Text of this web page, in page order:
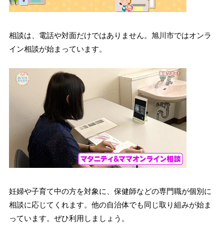
相談は、電話や対面だけではありません。旭川市ではオンラ
イン相談が始まっています。
妊婦や子育て中の方を対象に、保健師などの専門職が個別に
相談に応じてくれます。他の自治体でも同じ取り組みが始ま
っています。ぜひ利用しましょう。